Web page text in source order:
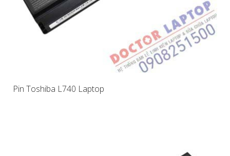
Pin Toshiba L740 Laptop